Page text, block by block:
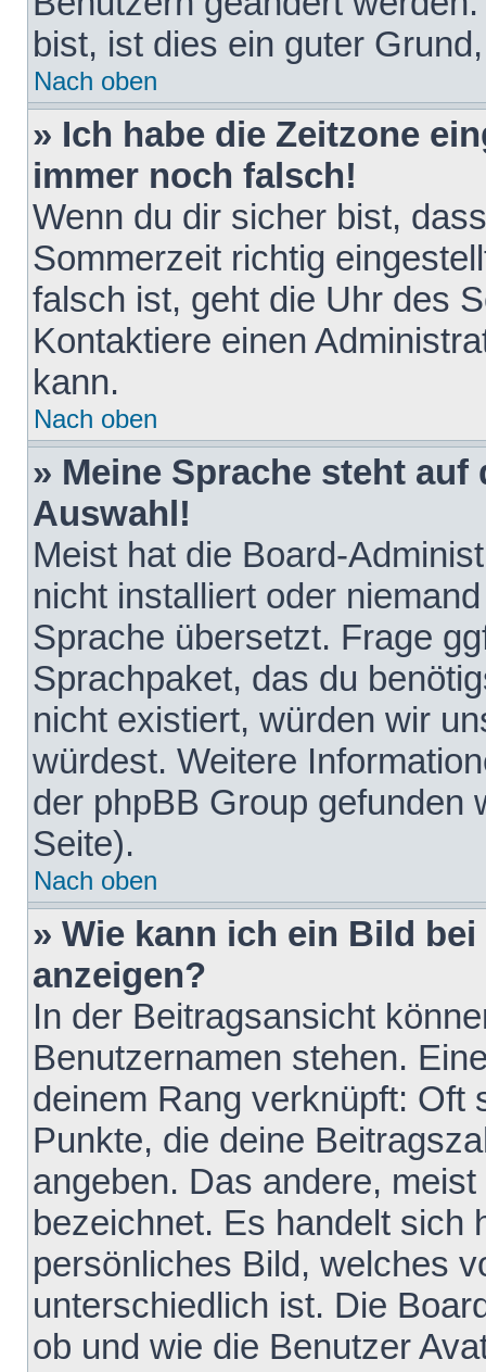
bist, ist dies ein guter
Nach oben
» Ich habe die Zeitzone
immer noch falsch!
Wenn du dir sicher bist,
Sommerzeit richtig
falsch ist, geht die Uhr des
Kontaktiere einen
kann.
Nach oben
» Meine Sprache steht
Auswahl!
Meist hat die Board-
nicht installiert oder
Sprache übersetzt. Frage
Sprachpaket, das du
nicht existiert, würden wir
würdest. Weitere
der phpBB Group gefunden
Seite).
Nach oben
» Wie kann ich ein Bild
anzeigen?
In der Beitragsansicht
Benutzernamen stehen.
deinem Rang verknüpft: Oft
Punkte, die deine
angeben. Das andere,
bezeichnet. Es handelt sich
persönliches Bild, welches
unterschiedlich ist. Die
ob und wie die Benutzer